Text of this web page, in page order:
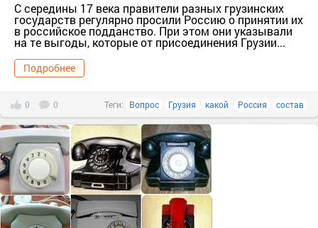
С середины 17 века правители разных грузинских
государств регулярно просили Россию о принятии их
в российское подданство. При этом они указывали
на те выгоды, которые от присоединения Грузии...
Подробнее
0 0 Теги: Вопрос Грузия какой Россия состав